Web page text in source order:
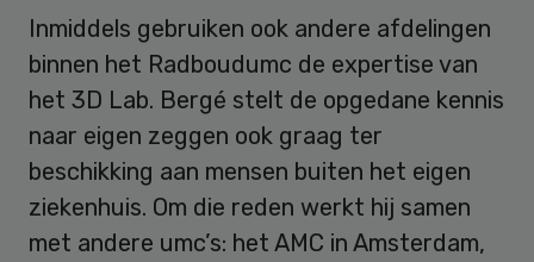
Inmiddels gebruiken ook andere afdelingen
binnen het Radboudumc de expertise van
het 3D Lab. Bergé stelt de opgedane kennis
naar eigen zeggen ook graag ter
beschikking aan mensen buiten het eigen
ziekenhuis. Om die reden werkt hij samen
met andere umc’s: het AMC in Amsterdam,